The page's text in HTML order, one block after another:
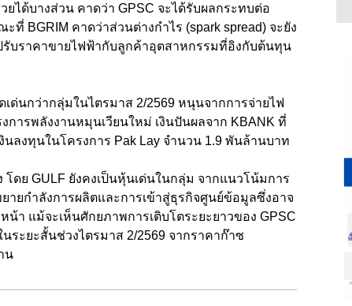
ได้บางส่วน คาดว่า GPSC จะได้รับผลกระทบต่อ
BGRIM คาดว่าส่วนต่างกำไร (spark spread) จะยัง
รับราคาขายไฟฟ้ากับลูกค้าอุตสาหกรรมที่อิงกับต้นทุน
ด่นกว่ากลุ่มในไตรมาส 2/2569 หนุนจากการจ่ายไฟ
การพลังงานหมุนเวียนใหม่ เงินปันผลจาก KBANK ที่
ลงทุนในโครงการ Pak Lay จำนวน 1.9 พันล้านบาท
ดย GULF ยังคงเป็นหุ้นเด่นในกลุ่ม จากแนวโน้มการ
ายกำลังการผลิตและการเข้าสู่ธุรกิจศูนย์ข้อมูลซึ่งอาจ
น้า แม้จะเห็นศักยภาพการเติบโตระยะยาวของ GPSC
ระยะสั้นช่วงไตรมาส 2/2569 จากราคาก๊าซ
น